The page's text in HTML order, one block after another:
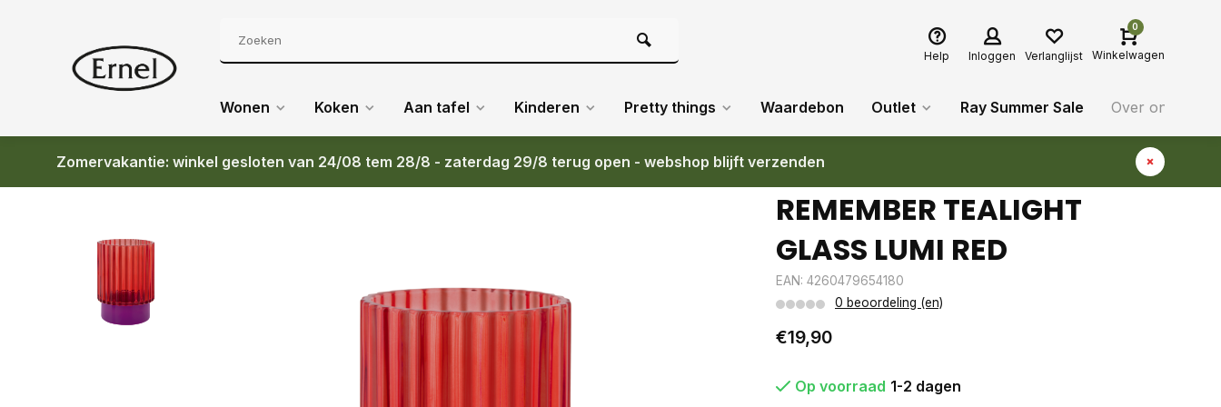
Help Inloggen Verlanglijst
0
Winkelwagen
Wonen Koken Aan tafel Kinderen Pretty things Waardebon Outlet Ray Summer Sale Over ons
Zomervakantie: winkel gesloten van 24/08 tem 28/8 - zaterdag 29/8 terug open - webshop blijft verzenden
Terug REMEMBER TEALIGHT GLASS LUMI RED
REMEMBER TEALIGHT
GLASS LUMI RED
EAN: 4260479654180
0 beoordeling (en)
€19,90
Op voorraad 1-2 dagen